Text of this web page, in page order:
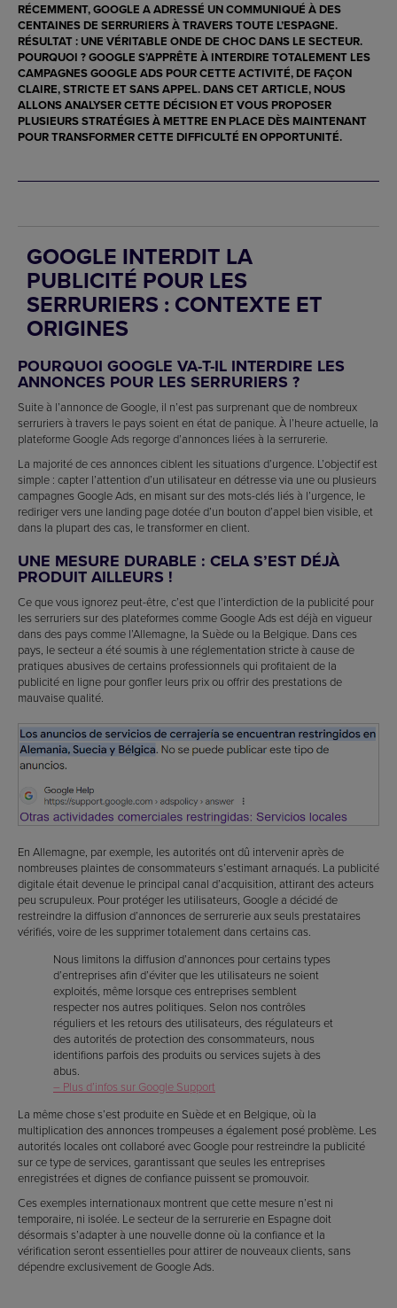
RÉCEMMENT, GOOGLE A ADRESSÉ UN COMMUNIQUÉ À DES
CENTAINES DE SERRURIERS À TRAVERS TOUTE L’ESPAGNE.
RÉSULTAT : UNE VÉRITABLE ONDE DE CHOC DANS LE SECTEUR.
POURQUOI ? GOOGLE S’APPRÊTE À INTERDIRE TOTALEMENT LES
CAMPAGNES GOOGLE ADS POUR CETTE ACTIVITÉ, DE FAÇON
CLAIRE, STRICTE ET SANS APPEL. DANS CET ARTICLE, NOUS
ALLONS ANALYSER CETTE DÉCISION ET VOUS PROPOSER
PLUSIEURS STRATÉGIES À METTRE EN PLACE DÈS MAINTENANT
POUR TRANSFORMER CETTE DIFFICULTÉ EN OPPORTUNITÉ.
GOOGLE INTERDIT LA
PUBLICITÉ POUR LES
SERRURIERS : CONTEXTE ET
ORIGINES
POURQUOI GOOGLE VA-T-IL INTERDIRE LES
ANNONCES POUR LES SERRURIERS ?
Suite à l’annonce de Google, il n’est pas surprenant que de nombreux
serruriers à travers le pays soient en état de panique. À l’heure actuelle, la
plateforme Google Ads regorge d’annonces liées à la serrurerie.
La majorité de ces annonces ciblent les situations d’urgence. L’objectif est
simple : capter l’attention d’un utilisateur en détresse via une ou plusieurs
campagnes Google Ads, en misant sur des mots-clés liés à l’urgence, le
rediriger vers une landing page dotée d’un bouton d’appel bien visible, et
dans la plupart des cas, le transformer en client.
UNE MESURE DURABLE : CELA S’EST DÉJÀ
PRODUIT AILLEURS !
Ce que vous ignorez peut-être, c’est que l’interdiction de la publicité pour
les serruriers sur des plateformes comme Google Ads est déjà en vigueur
dans des pays comme l’Allemagne, la Suède ou la Belgique. Dans ces
pays, le secteur a été soumis à une réglementation stricte à cause de
pratiques abusives de certains professionnels qui profitaient de la
publicité en ligne pour gonfler leurs prix ou offrir des prestations de
mauvaise qualité.
En Allemagne, par exemple, les autorités ont dû intervenir après de
nombreuses plaintes de consommateurs s’estimant arnaqués. La publicité
digitale était devenue le principal canal d’acquisition, attirant des acteurs
peu scrupuleux. Pour protéger les utilisateurs, Google a décidé de
restreindre la diffusion d’annonces de serrurerie aux seuls prestataires
vérifiés, voire de les supprimer totalement dans certains cas.
Nous limitons la diffusion d’annonces pour certains types
d’entreprises afin d’éviter que les utilisateurs ne soient
exploités, même lorsque ces entreprises semblent
respecter nos autres politiques. Selon nos contrôles
réguliers et les retours des utilisateurs, des régulateurs et
des autorités de protection des consommateurs, nous
identifions parfois des produits ou services sujets à des
abus.
– Plus d’infos sur Google Support
La même chose s’est produite en Suède et en Belgique, où la
multiplication des annonces trompeuses a également posé problème. Les
autorités locales ont collaboré avec Google pour restreindre la publicité
sur ce type de services, garantissant que seules les entreprises
enregistrées et dignes de confiance puissent se promouvoir.
Ces exemples internationaux montrent que cette mesure n’est ni
temporaire, ni isolée. Le secteur de la serrurerie en Espagne doit
désormais s’adapter à une nouvelle donne où la confiance et la
vérification seront essentielles pour attirer de nouveaux clients, sans
dépendre exclusivement de Google Ads.